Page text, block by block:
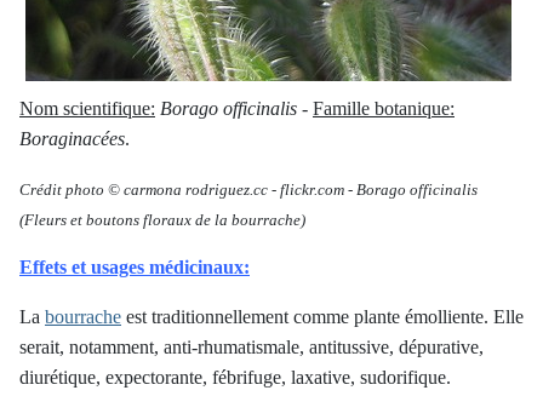
Nom scientifique: Borago officinalis - Famille botanique:
Boraginacées.
Crédit photo © carmona rodriguez.cc - flickr.com - Borago officinalis
(Fleurs et boutons floraux de la bourrache)
Effets et usages médicinaux:
La bourrache est traditionnellement comme plante émolliente. Elle
serait, notamment, anti-rhumatismale, antitussive, dépurative,
diurétique, expectorante, fébrifuge, laxative, sudorifique.